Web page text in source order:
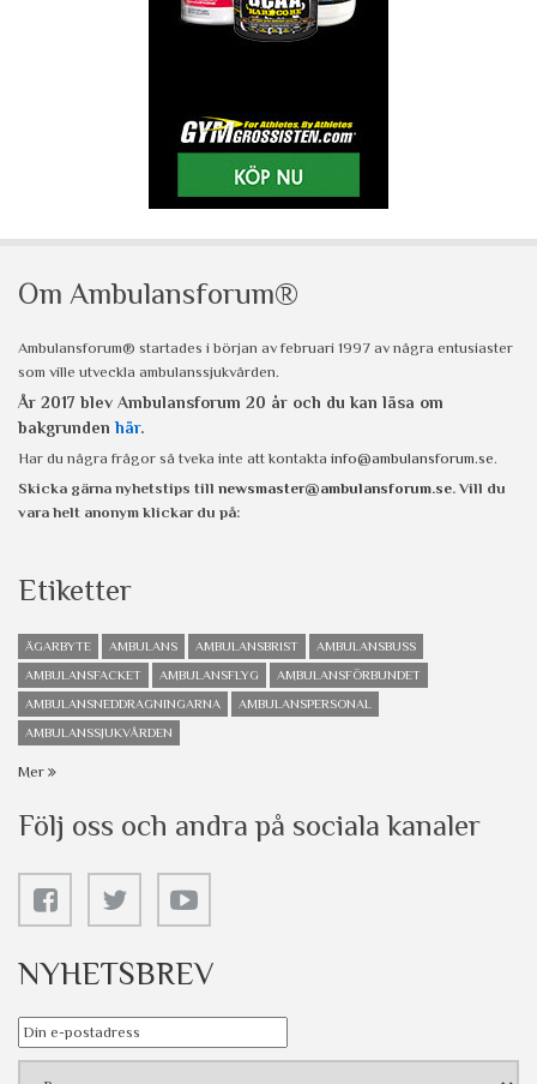
Om Ambulansforum®
Ambulansforum® startades i början av februari 1997 av några entusiaster
som ville utveckla ambulanssjukvården.
År 2017 blev Ambulansforum 20 år och du kan läsa om
bakgrunden här.
Har du några frågor så tveka inte att kontakta info@ambulansforum.se.
Skicka gärna nyhetstips till newsmaster@ambulansforum.se. Vill du
vara helt anonym klickar du på:
Etiketter
ÄGARBYTE AMBULANS AMBULANSBRIST
AMBULANSBUSS
AMBULANSFACKET
AMBULANSFLYG
AMBULANSFÖRBUNDET
AMBULANSNEDDRAGNINGARNA
AMBULANSPERSONAL
AMBULANSSJUKVÅRDEN
Mer
Följ oss och andra på sociala kanaler
NYHETSBREV